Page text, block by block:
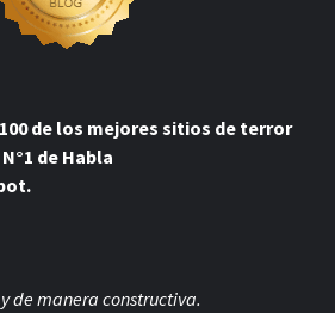
de los mejores sitios de terror
N°1 de Habla
de manera constructiva.